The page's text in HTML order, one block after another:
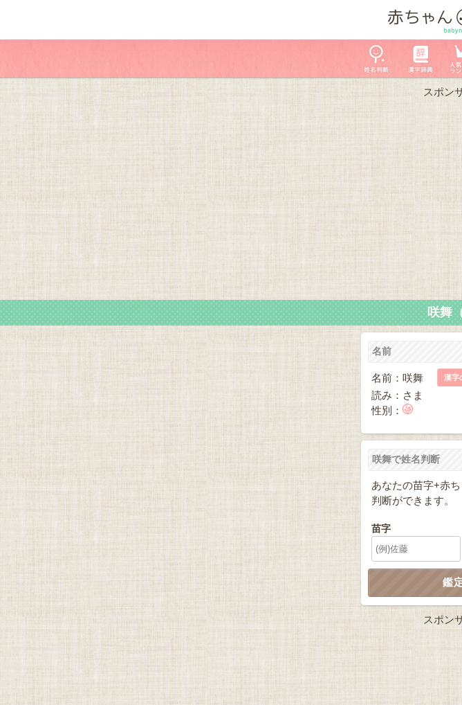
スポン
咲舞
名前
名前：咲舞 漢字
読み：さま
性別：
咲舞で姓名判断
あなたの苗字+赤
判断ができます。
苗字
スポン